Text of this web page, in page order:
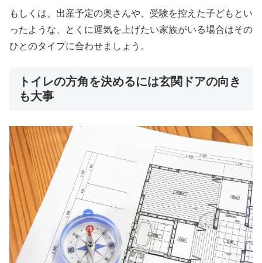
もしくは、出産予定の奥さんや、受験を控えた子どもとい
ったような、とくに運気を上げたい家族がいる場合はその
ひとのタイプに合わせましょう。
トイレの方角を決めるには玄関ドアの向き
も大事